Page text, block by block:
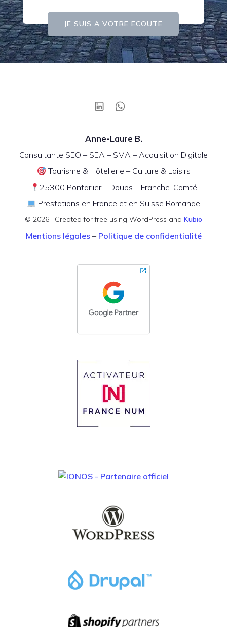
JE SUIS A VOTRE ECOUTE
Anne-Laure B.
Consultante SEO – SEA – SMA – Acquisition Digitale
Tourisme & Hôtellerie – Culture & Loisirs
25300 Pontarlier – Doubs – Franche-Comté
Prestations en France et en Suisse Romande
© 2026 . Created for free using WordPress and Kubio
Mentions légales– Politique de confidentialité